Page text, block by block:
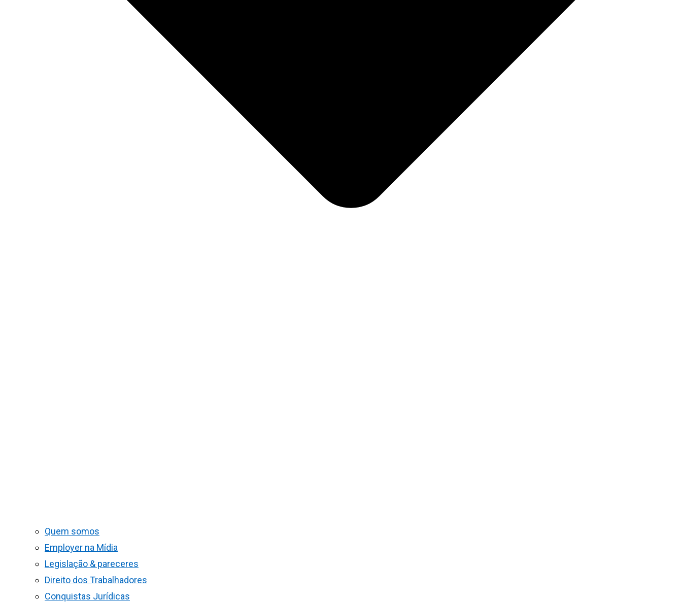
Quem somos
Employer na Mídia
Legislação & pareceres
Direito dos Trabalhadores
Conquistas Jurídicas